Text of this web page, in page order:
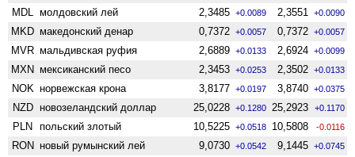
MDL молдовский лей 2,3485 +0.0089 2,3551 +0.0090
MKD македонский денар 0,7372 +0.0057 0,7372 +0.0057
MVR мальдивская руфия 2,6889 +0.0133 2,6924 +0.0099
MXN мексиканский песо 2,3453 +0.0253 2,3502 +0.0133
NOK норвежская крона 3,8177 +0.0197 3,8740 +0.0375
NZD ново­зеландский доллар 25,0228 +0.1280 25,2923 +0.1170
PLN польский злотый 10,5225 +0.0518 10,5808 -0.0116
RON новый румынский лей 9,0730 +0.0542 9,1445 +0.0745